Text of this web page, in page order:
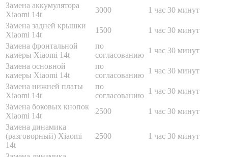
Замена аккумулятора
Xiaomi 14t
3000
1 час 30 минут
Замена задней крышки
Xiaomi 14t
1500
1 час 30 минут
Замена фронтальной
камеры Xiaomi 14t
по
согласованию
1 час 30 минут
Замена основной
камеры Xiaomi 14t
по
согласованию
1 час 30 минут
Замена нижней платы
Xiaomi 14t
по
согласованию
1 час 30 минут
Замена боковых кнопок
Xiaomi 14t
2500
1 час 30 минут
Замена динамика
(разговорный) Xiaomi
14t
2500 1 час 30 минут